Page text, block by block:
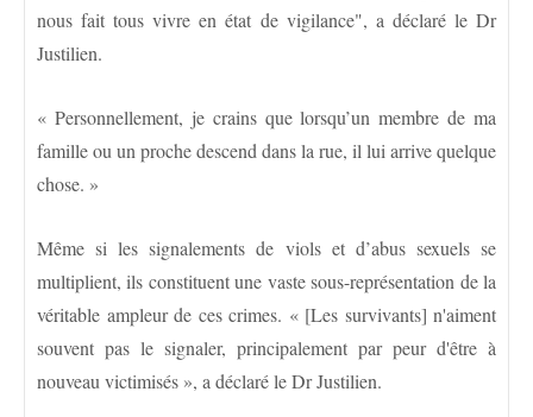
nous fait tous vivre en état de vigilance", a déclaré le Dr
Justilien.
« Personnellement, je crains que lorsqu’un membre de ma
famille ou un proche descend dans la rue, il lui arrive quelque
chose. »
Même si les signalements de viols et d’abus sexuels se
multiplient, ils constituent une vaste sous-représentation de la
véritable ampleur de ces crimes. « [Les survivants] n'aiment
souvent pas le signaler, principalement par peur d'être à
nouveau victimisés », a déclaré le Dr Justilien.